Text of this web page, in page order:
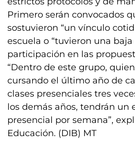
Primero serán convocados
sostuvieron “un vínculo
escuela o “tuvieron una baja
participación en las
“Dentro de este grupo,
cursando el último año de
clases presenciales tres
los demás años, tendrán un
presencial por semana”,
Educación. (DIB) MT